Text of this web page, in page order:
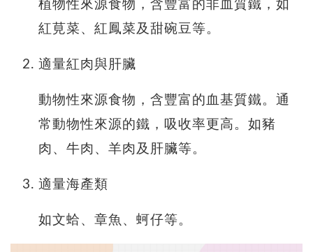
植物性來源食物，含豐富的非血質鐵，如
紅莧菜、紅鳳菜及甜碗豆等。
適量紅肉與肝臟
動物性來源食物，含豐富的血基質鐵。通
常動物性來源的鐵，吸收率更高。如豬
肉、牛肉、羊肉及肝臟等。
適量海產類
如文蛤、章魚、蚵仔等。